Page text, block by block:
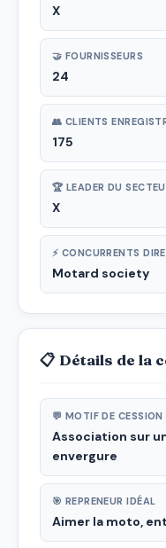
X
🤝 FOURNISSEURS
24
👥 CLIENTS
175
🏆 LEADER DU
X
⚡ CONCURRENTS
Motard society
📋 Détails de la
💬 MOTIF DE CESSION
Association sur
envergure
🎯 REPRENEUR IDÉAL
Aimer la moto,